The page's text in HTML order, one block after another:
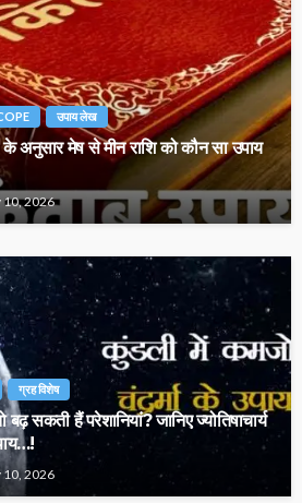
उपाय लेख
मेष से मीन राशि को कौन सा उपाय
10, 2026
ग्रह विशेष
सकती हैं परेशानियां? जानिए ज्योतिषाचार्य
10, 2026